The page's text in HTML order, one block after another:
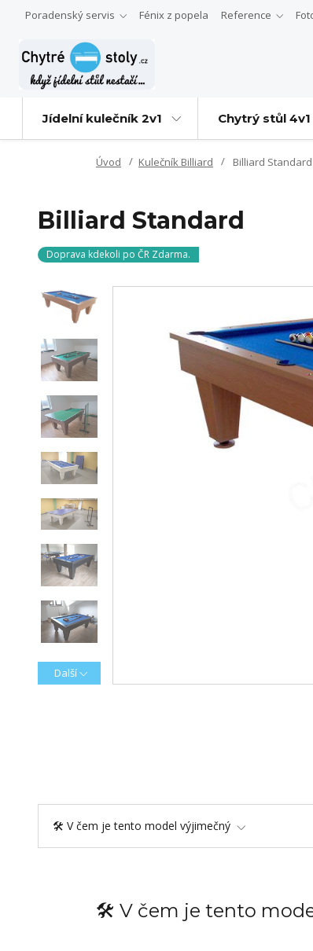
Poradenský servis Fénix z popela Reference
Jídelní kulečník 2v1 Chytrý stůl 4v1
Úvod Kulečník Billiard Billiard Standard
Billiard Standard
Doprava kdekoli po ČR Zdarma.
Další
🛠️ V čem je tento model výjimečný
🛠️ V čem je tento